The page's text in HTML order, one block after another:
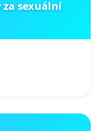
sexuální